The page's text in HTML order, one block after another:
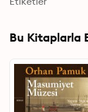
Bu Kitaplarla